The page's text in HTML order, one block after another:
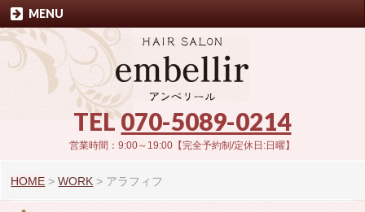
TEL070-5089-0214
営業時間：9:00～19:00【完全予約制/定休日:日曜】
MENU
HOME >WORK > アラフィフ